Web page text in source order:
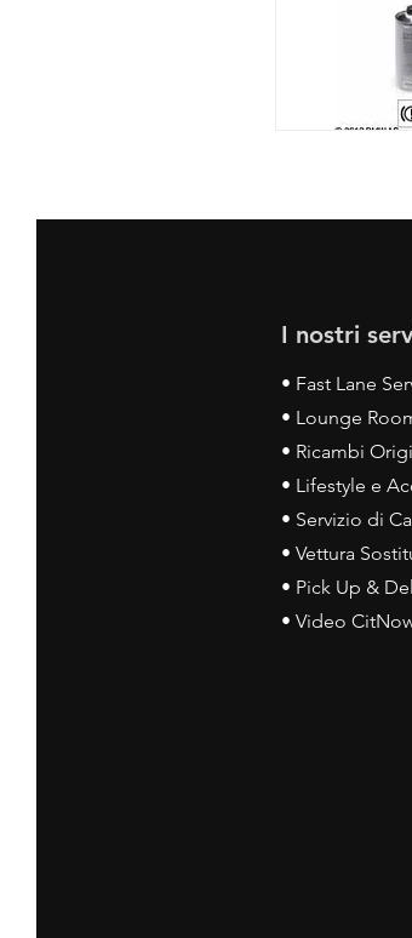
I nostri
• Fast Lane
• Lounge
• Ricambi
• Lifestyle e
• Servizio di
• Vettura
• Pick Up &
• Video